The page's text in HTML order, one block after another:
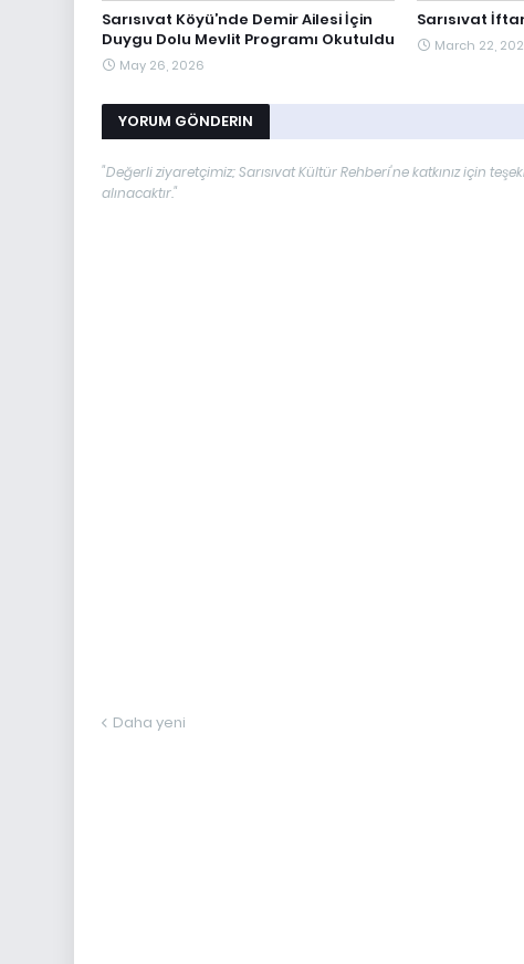
Sarısıvat Köyü’nde Demir Ailesi İçin
Duygu Dolu Mevlit Programı Okutuldu
May 26, 2026
Sarısıvat
March 22,
YORUM GÖNDERIN
"Değerli ziyaretçimiz; Sarısıvat Kültür Rehberi'ne katkınız için
alınacaktır."
Daha yeni